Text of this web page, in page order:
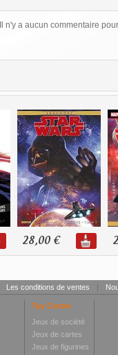
Il n'y a aucun commentaire
28,00 €
Les conditions de ventes |
Toy Center
Jeux de société
Jeux de cartes
Jeux de figurines